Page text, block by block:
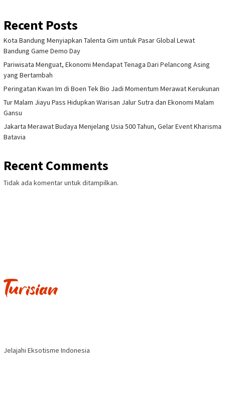
Recent Posts
Kota Bandung Menyiapkan Talenta Gim untuk Pasar Global Lewat
Bandung Game Demo Day
Pariwisata Menguat, Ekonomi Mendapat Tenaga Dari Pelancong Asing
yang Bertambah
Peringatan Kwan Im di Boen Tek Bio Jadi Momentum Merawat Kerukunan
Tur Malam Jiayu Pass Hidupkan Warisan Jalur Sutra dan Ekonomi Malam
Gansu
Jakarta Merawat Budaya Menjelang Usia 500 Tahun, Gelar Event Kharisma
Batavia
Recent Comments
Tidak ada komentar untuk ditampilkan.
Jelajahi Eksotisme Indonesia